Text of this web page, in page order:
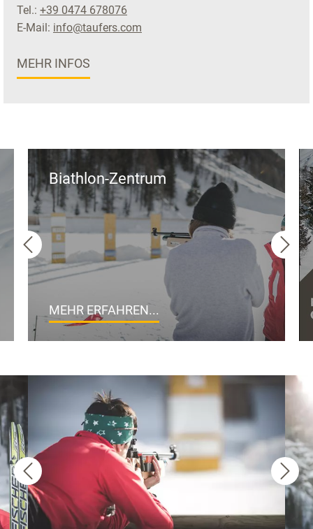
Tel.: +39 0474 678076
E-Mail: info@taufers.com
MEHR INFOS
Biathlon-Zentrum
MEHR ERFAHREN...